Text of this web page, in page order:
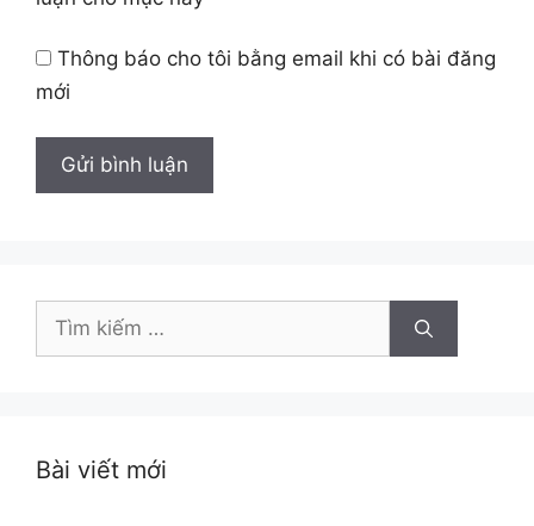
Thông báo cho tôi bằng email khi có bài đăng
mới
Tìm
Bài viết mới